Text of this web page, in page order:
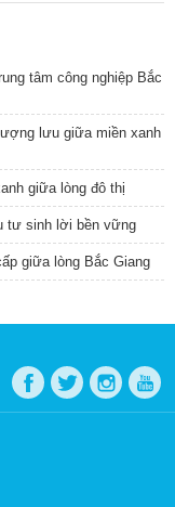
tâm công nghiệp Bắc
lưu giữa miền xanh
giữa lòng đô thị
tư sinh lời bền vững
giữa lòng Bắc Giang